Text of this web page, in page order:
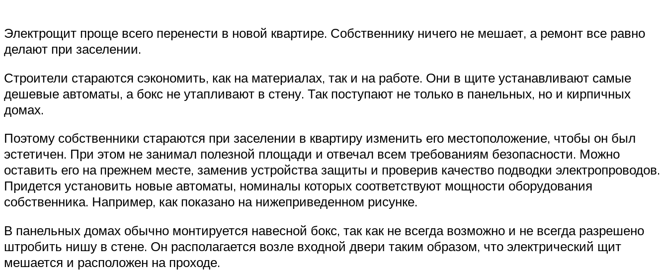
Электрощит проще всего перенести в новой квартире. Собственнику ничего не мешает, а ремонт все равно
делают при заселении.
Строители стараются сэкономить, как на материалах, так и на работе. Они в щите устанавливают самые
дешевые автоматы, а бокс не утапливают в стену. Так поступают не только в панельных, но и кирпичных
домах.
Поэтому собственники стараются при заселении в квартиру изменить его местоположение, чтобы он был
эстетичен. При этом не занимал полезной площади и отвечал всем требованиям безопасности. Можно
оставить его на прежнем месте, заменив устройства защиты и проверив качество подводки электропроводов.
Придется установить новые автоматы, номиналы которых соответствуют мощности оборудования
собственника. Например, как показано на нижеприведенном рисунке.
В панельных домах обычно монтируется навесной бокс, так как не всегда возможно и не всегда разрешено
штробить нишу в стене. Он располагается возле входной двери таким образом, что электрический щит
мешается и расположен на проходе.